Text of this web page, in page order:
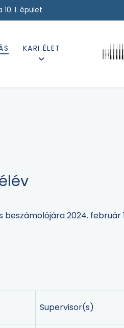
I. épület
KARI ÉLET
beszámolójára 2024. február
Supervisor(s)